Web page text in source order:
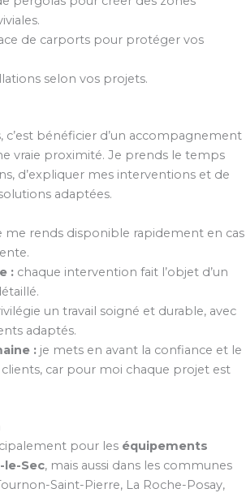
de carports pour protéger vos
selon vos projets.
c’est bénéficier d’un accompagnement
vraie proximité. Je prends le temps
d’expliquer mes interventions et de
adaptées.
me rends disponible rapidement en cas
:chaque intervention fait l’objet d’un
un travail soigné et durable, avec
adaptés.
:je mets en avant la confiance et le
clients, car pour moi chaque projet est
pour les équipements
le-Sec, mais aussi dans les communes
Saint-Pierre, La Roche-Posay,